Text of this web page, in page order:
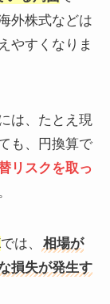
外株式などは
やすくなりま
は、たとえ現
も、円換算で
リスクを取っ
では、
相場が
損失が発生す